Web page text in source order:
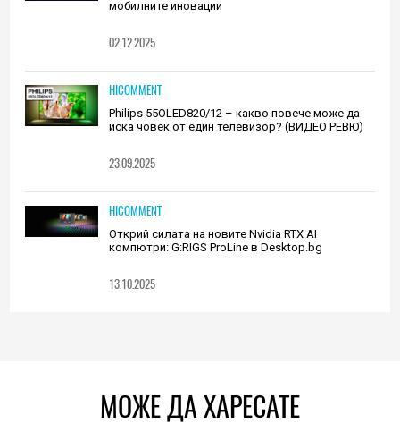
мобилните иновации
02.12.2025
HICOMMENT
Philips 55OLED820/12 – какво повече може да
иска човек от един телевизор? (ВИДЕО РЕВЮ)
23.09.2025
HICOMMENT
Открий силата на новите Nvidia RTX AI
компютри: G:RIGS ProLine в Desktop.bg
13.10.2025
МОЖЕ ДА ХАРЕСАТЕ